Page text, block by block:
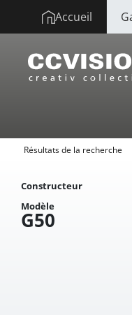
Accueil
Résultats de la recherche
Constructeur
Modèle
G50